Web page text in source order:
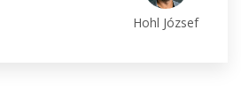
Hohl József